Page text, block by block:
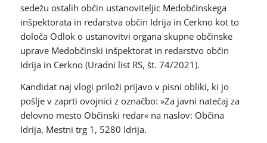
sedežu ostalih občin ustanoviteljic Medobčinskega
inšpektorata in redarstva občin Idrija in Cerkno kot to
določa Odlok o ustanovitvi organa skupne občinske
uprave Medobčinski inšpektorat in redarstvo občin
Idrija in Cerkno (Uradni list RS, št. 74/2021).
Kandidat naj vlogi priloži prijavo v pisni obliki, ki jo
pošlje v zaprti ovojnici z označbo: »Za javni natečaj za
delovno mesto Občinski redar« na naslov: Občina
Idrija, Mestni trg 1, 5280 Idrija.